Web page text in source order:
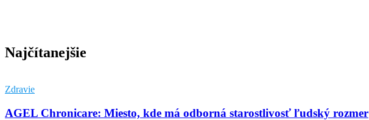
Najčítanejšie
Zdravie
AGEL Chronicare: Miesto, kde má odborná starostlivosť ľudský rozmer